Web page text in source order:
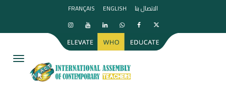
الاتصال بنا ENGLISH
FRANÇAIS